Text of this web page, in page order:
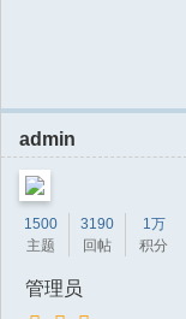
admin
1500
主题
3190
回帖
1万
积分
管理员